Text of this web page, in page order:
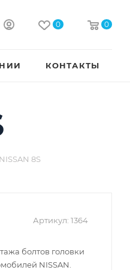
0 0
КОНТАКТЫ
8S
Артикул: 1364
болтов головки
NISSAN.